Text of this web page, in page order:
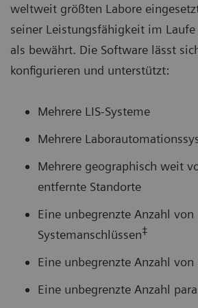
weltweit größten Labore
seiner Leistungsfähigkeit im
als bewährt. Die Software lässt
konfigurieren und unterstützt:
Mehrere LIS-Systeme
Mehrere
Mehrere geographisch weit
entfernte Standorte
Eine unbegrenzte Anzahl von
Systemanschlüssen‡
Eine unbegrenzte Anzahl von
Eine unbegrenzte Anzahl